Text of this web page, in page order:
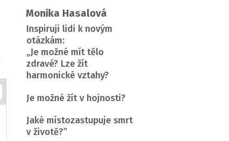
Monika Hasalová
Inspiruji lidi k novým
otázkám:
„Je možné mít tělo
zdravé? Lze žít
harmonické vztahy?
Je možné žít v hojnosti?
Jaké místozastupuje smrt
v životě?”